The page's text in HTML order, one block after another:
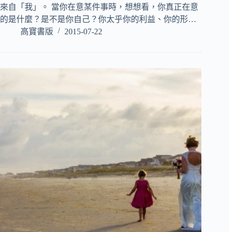
來自「我」。 當你在意某件事時，想想看，你真正在意
的是什麼？是不是你自己？你太乎你的利益、你的形…
高寶書版
2015-07-22